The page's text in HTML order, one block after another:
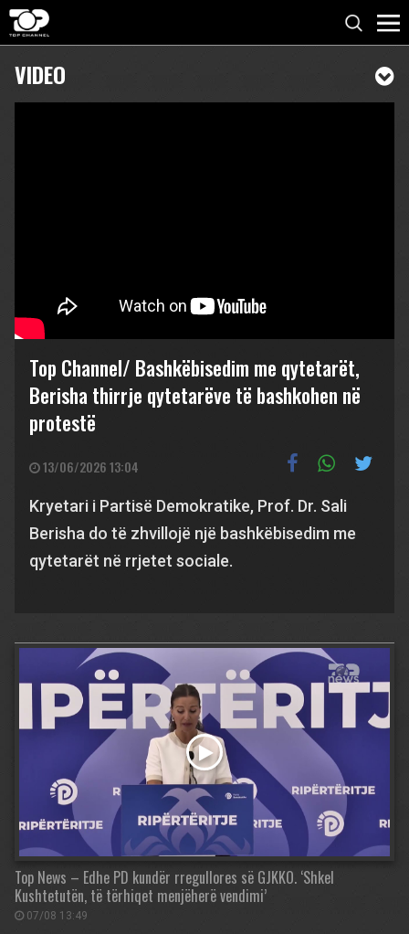
VIDEO
Top Channel/ Bashkëbisedim me qytetarët,
Berisha thirrje qytetarëve të bashkohen në
protestë
13/06/2026 13:04
Kryetari i Partisë Demokratike, Prof. Dr. Sali
Berisha do të zhvillojë një bashkëbisedim me
qytetarët në rrjetet sociale.
Top News – Edhe PD kundër rregullores së GJKKO. ‘Shkel
Kushtetutën, të tërhiqet menjëherë vendimi’
07/08 13:49